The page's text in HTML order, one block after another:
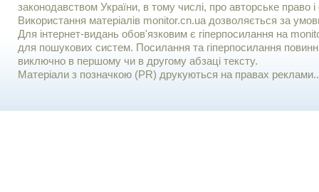
законодавством України, в тому числі, про авторське право і
Використання матерiалiв monitor.cn.ua дозволяється за
Для iнтернет-видань обов'язковим є гiперпосилання на
для пошукових систем. Посилання та гіперпосилання
виключно в першому чи в другому абзаці тексту.
Матеріали з позначкою (PR) друкуються на правах реклами..